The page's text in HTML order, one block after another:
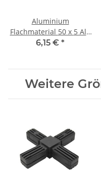
Aluminium
Flachmaterial 50 x 5 Alu
Flachstange 500 mm ±
6,15 € *
Weitere